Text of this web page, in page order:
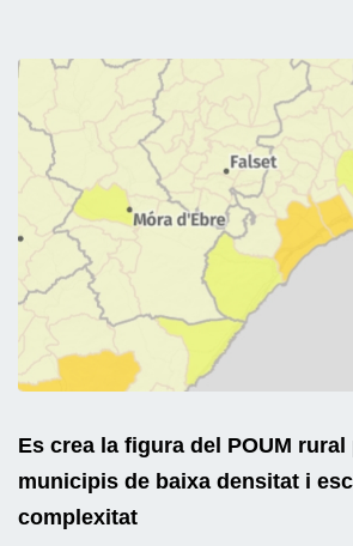
Es crea la figura del POUM rural
municipis de baixa densitat i
complexitat